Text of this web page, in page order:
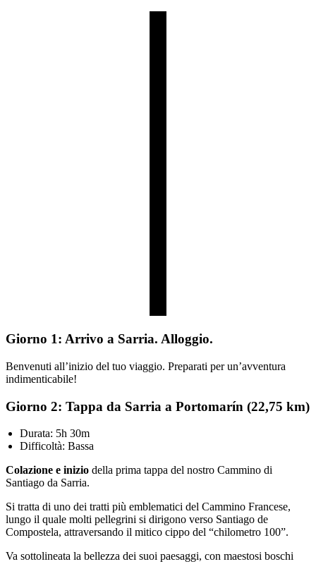
Giorno 1: Arrivo a Sarria. Alloggio.
Benvenuti all’inizio del tuo viaggio. Preparati per un’avventura
indimenticabile!
Giorno 2: Tappa da Sarria a Portomarín (22,75 km)
Durata: 5h 30m
Difficoltà: Bassa
Colazione e inizio della prima tappa del nostro Cammino di
Santiago da Sarria.
Si tratta di uno dei tratti più emblematici del Cammino Francese,
lungo il quale molti pellegrini si dirigono verso Santiago de
Compostela, attraversando il mitico cippo del “chilometro 100”.
Va sottolineata la bellezza dei suoi paesaggi, con maestosi boschi